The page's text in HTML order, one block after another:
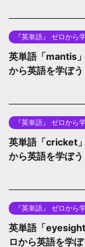
『英単語』 ゼロから
英単語「mantis
から英語を学ぼう
『英単語』 ゼロから
英単語「cricket
から英語を学ぼう
『英単語』 ゼロから
英単語「
ロから英語を学ぼ